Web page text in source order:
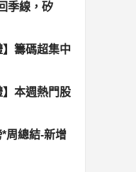
季線，矽
】籌碼超集中
】本週熱門股
周總結-新增